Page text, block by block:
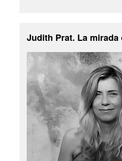
Judith Prat. La